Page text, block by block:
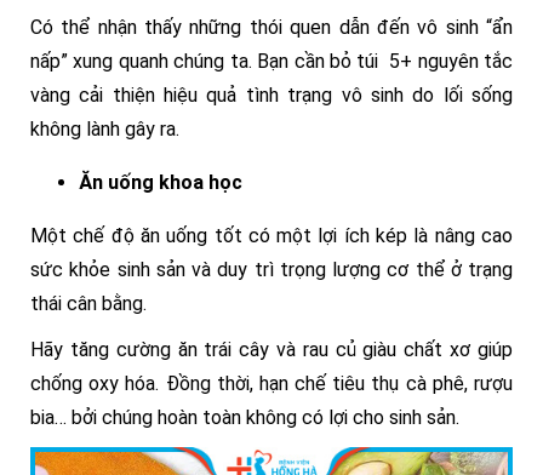
Có thể nhận thấy những thói quen dẫn đến vô sinh “ẩn
nấp” xung quanh chúng ta. Bạn cần bỏ túi 5+ nguyên tắc
vàng cải thiện hiệu quả tình trạng vô sinh do lối sống
không lành gây ra.
Ăn uống khoa học
Một chế độ ăn uống tốt có một lợi ích kép là nâng cao
sức khỏe sinh sản và duy trì trọng lượng cơ thể ở trạng
thái cân bằng.
Hãy tăng cường ăn trái cây và rau củ giàu chất xơ giúp
chống oxy hóa. Đồng thời, hạn chế tiêu thụ cà phê, rượu
bia… bởi chúng hoàn toàn không có lợi cho sinh sản.